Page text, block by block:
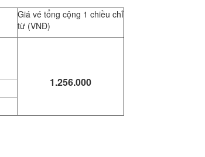
Giá vé tổng cộng 1 chiều chỉ
từ (VNĐ)
1.256.000